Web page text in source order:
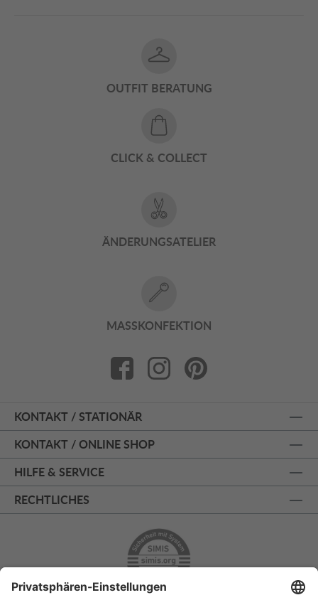
OUTFIT BERATUNG
CLICK & COLLECT
ÄNDERUNGSATELIER
MASSKONFEKTION
KONTAKT / STATIONÄR
KONTAKT / ONLINE SHOP
HILFE & SERVICE
RECHTLICHES